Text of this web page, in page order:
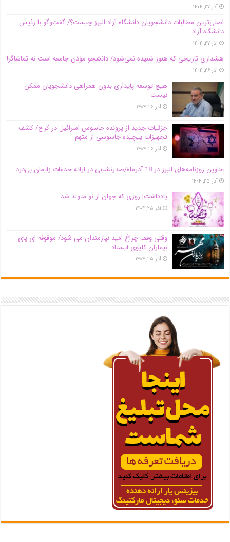
آذر ۲۷, ۱۴۰۴
اصلی‌ترین مطالبات دانشجویان دانشگاه آزاد البرز چیست؟/ گفت‌وگو با رئیس
دانشگاه آز‌اد
آذر ۲۷, ۱۴۰۴
هشداری تاریخی که هنوز شنیده نمی‌شود/ دانشجو مؤذن جامعه است نه تماشاگر!
آذر ۲۶, ۱۴۰۴
هیچ توسعه پایداری بدون همراهی دانشجویان ممکن
نیست
آذر ۲۶, ۱۴۰۴
جزئیات جدید از پرونده جاسوس اسرائیل در کرج/‌ کشف
تجهیزات پیچیده جاسوسی از متهم
آذر ۲۶, ۱۴۰۴
عناوین روزنامه‌های البرز در ‌18 آذرماه/صدرنشینی در ارائه خدمات زایمان بی‌درد
آذر ۲۵, ۱۴۰۴
یادداشت| روزی که جهان از نو متولد شد
آذر ۲۵, ۱۴۰۴
وقتی وقف چراغ امید نیازمندان می شود/ موقوفه ای پای
بیماران کلیوی ایستاد
آذر ۲۵, ۱۴۰۴